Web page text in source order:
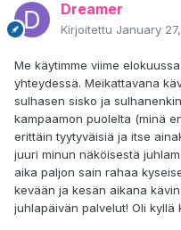
Dreamer
Kirjoitettu January
Me käytimme viime
yhteydessä. Meikattavana
sulhasen sisko ja
kampaamon puolelta (minä
erittäin tyytyväisiä ja itse
juuri minun näköisestä
aika paljon sain rahaa
kevään ja kesän aikana
juhlapäivän palvelut! Oli kyllä